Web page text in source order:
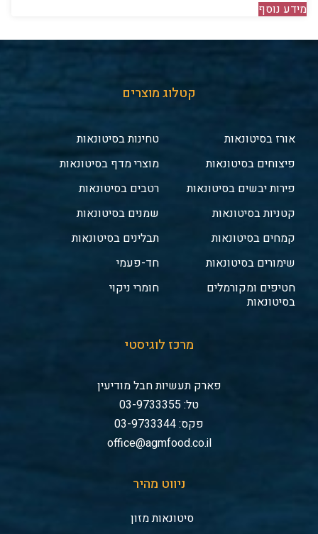
מידע נוסף
קטלוג מוצרים
אורז בסיטונאות
פיצוחים בסיטונאות
פירות יבשים בסיטונאות
קטניות בסיטונאות
קמחים בסיטונאות
שימורים בסיטונאות
חטיפים ומקורמלים
בסיטונאות
טחינות בסיטונאות
מוצרי מדף בסיטונאות
רטבים בסיטונאות
שמנים בסיטונאות
תבלינים בסיטונאות
חד-פעמי
חומרי ניקוי
מרכז לוגיסטי
פארק תעשיות חבל מודיעין
טל: 03-9733355
פקס: 03-9733344
office@agmfood.co.il
ניווט מהיר
סיטונאות מזון